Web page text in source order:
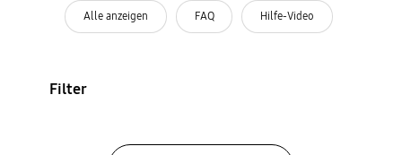
Alle anzeigen FAQ Hilfe-Video
Filter